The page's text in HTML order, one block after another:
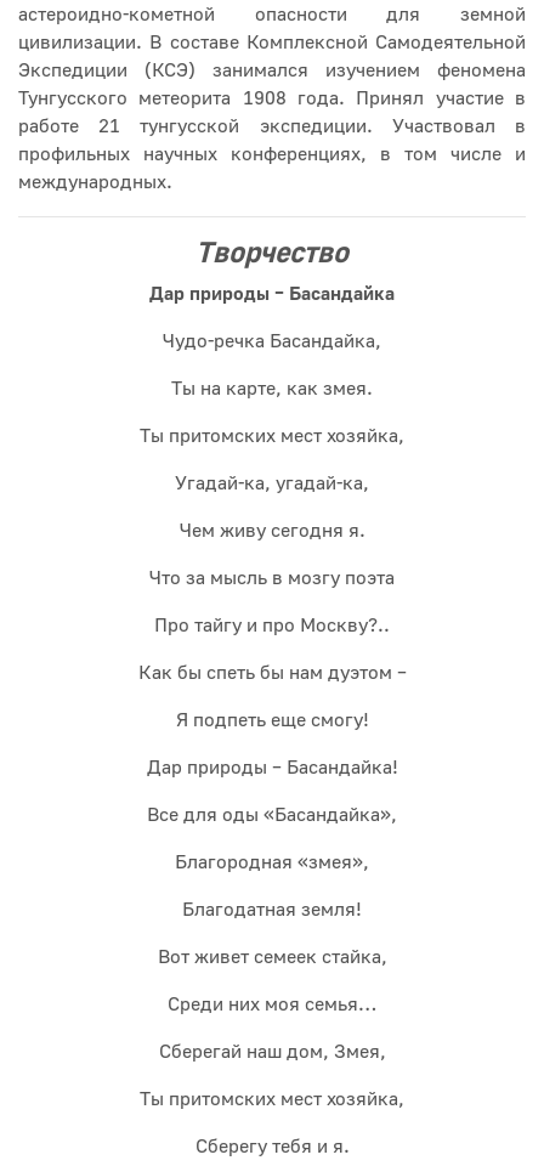
астероидно-кометной опасности для земной
цивилизации. В составе Комплексной Самодеятельной
Экспедиции (КСЭ) занимался изучением феномена
Тунгусского метеорита 1908 года. Принял участие в
работе 21 тунгусской экспедиции. Участвовал в
профильных научных конференциях, в том числе и
международных.
Творчество
Дар природы – Басандайка
Чудо-речка Басандайка,
Ты на карте, как змея.
Ты притомских мест хозяйка,
Угадай-ка, угадай-ка,
Чем живу сегодня я.
Что за мысль в мозгу поэта
Про тайгу и про Москву?..
Как бы спеть бы нам дуэтом –
Я подпеть еще смогу!
Дар природы – Басандайка!
Все для оды «Басандайка»,
Благородная «змея»,
Благодатная земля!
Вот живет семеек стайка,
Среди них моя семья…
Сберегай наш дом, Змея,
Ты притомских мест хозяйка,
Сберегу тебя и я.